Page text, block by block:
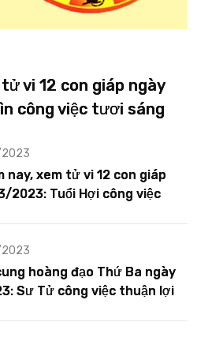
vi 12 con giáp ngày
công việc tươi sáng
nay, xem tử vi 12 con giáp
2023: Tuổi Hợi công việc
hoàng đạo Thứ Ba ngày
Sư Tử công việc thuận lợi